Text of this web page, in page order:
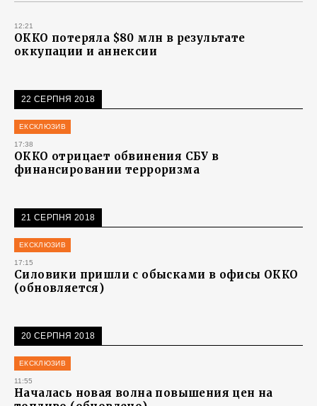
12:21
ОККО потеряла $80 млн в результате
оккупации и аннексии
22 СЕРПНЯ 2018
ЕКСКЛЮЗИВ
17:38
ОККО отрицает обвинения СБУ в
финансировании терроризма
21 СЕРПНЯ 2018
ЕКСКЛЮЗИВ
17:15
Силовики пришли с обысками в офисы ОККО
(обновляется)
20 СЕРПНЯ 2018
ЕКСКЛЮЗИВ
11:55
Началась новая волна повышения цен на